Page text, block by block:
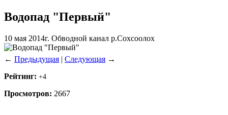
Водопад "Первый"
10 мая 2014г. Обводной канал р.Сохсоолох
← Предыдущая | Следующая →
Рейтинг: +4
Просмотров: 2667